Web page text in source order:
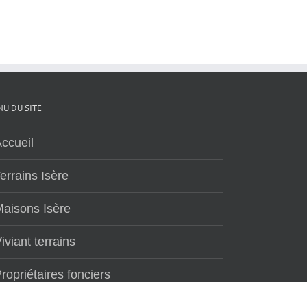
DU SITE
Isère
Isère
terrains
fonciers